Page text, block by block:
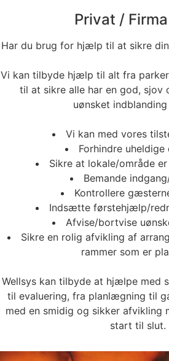
Privat /
Har du brug for hjælp til at sikre
Vi kan tilbyde hjælp til alt fra
til at sikre alle har en god, sjov
uønsket
Vi kan med vores
Forhindre uheldige
Sikre at lokale/område
Bemande
Kontrollere
Indsætte førstehjælp/
Afvise/bortvise
Sikre en rolig afvikling af
rammer som er
Wellsys kan tilbyde at hjælpe med
til evaluering, fra planlægning til
med en smidig og sikker afvikling
start til slut.